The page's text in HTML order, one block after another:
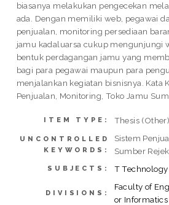
biasanya melakukan pengecekan
ada. Dengan memiliki web, pegawai
penjualan, monitoring persediaan
jamu kadaluarsa cukup mengunjungi
bentuk perdagangan jamu yang
bagi para pegawai maupun para
menjalankan kegiatan bisnisnya. Kata
Penjualan, Monitoring, Toko Jamu
ITEM TYPE: Thesis (Other)
UNCONTROLLED
KEYWORDS:
Sistem
Sumber
SUBJECTS: T
DIVISIONS:
Faculty of
or